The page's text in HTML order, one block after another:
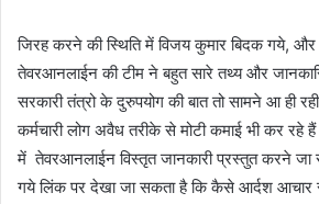
जिरह करने की स्थिति में विजय कुमार बिदक गये,
तेवरआनलाईन की टीम ने बहुत सारे तथ्य और
सरकारी तंत्रो के दुरुपयोग की बात तो सामने आ ही
कर्मचारी लोग अवैध तरीके से मोटी कमाई भी कर रहे
में तेवरआनलाईन विस्तृत जानकारी प्रस्तुत करने जा
गये लिंक पर देखा जा सकता है कि कैसे आर्दश आचार